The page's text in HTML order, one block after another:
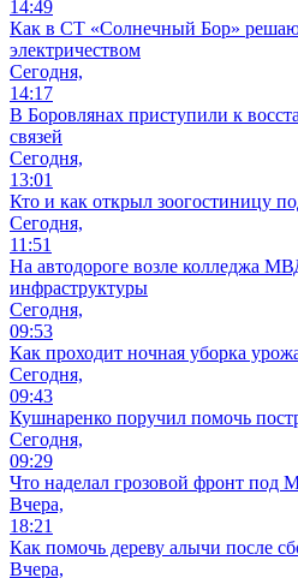
14:49
Как в СТ «Солнечный Бор»
электричеством
Сегодня,
14:17
В Боровлянах приступили к
связей
Сегодня,
13:01
Кто и как открыл зоогостиницу
Сегодня,
11:51
На автодороге возле колледжа
инфраструктуры
Сегодня,
09:53
Как проходит ночная уборка
Сегодня,
09:43
Кушнаренко поручил помочь
Сегодня,
09:29
Что наделал грозовой фронт под
Вчера,
18:21
Как помочь дереву алычи после
Вчера,